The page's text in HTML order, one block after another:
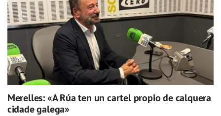
Merelles: «A Rúa ten un cartel propio de calquera
cidade galega»